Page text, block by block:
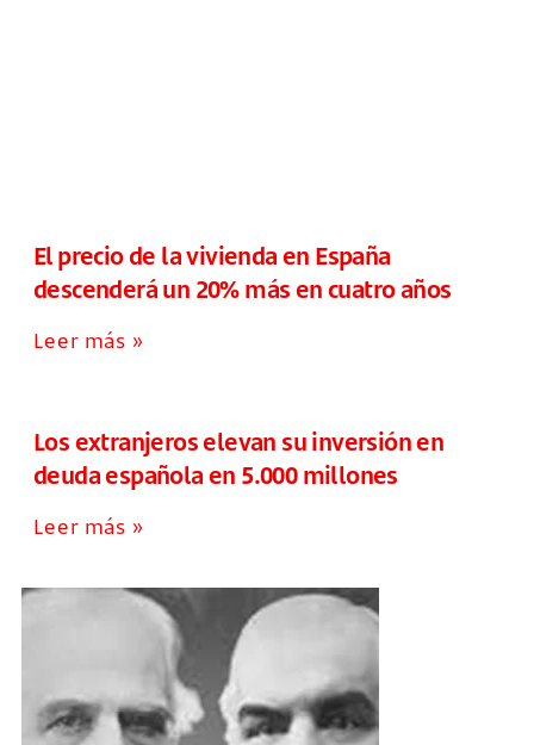
El precio de la vivienda en España
descenderá un 20% más en cuatro años
Leer más »
Los extranjeros elevan su inversión en
deuda española en 5.000 millones
Leer más »